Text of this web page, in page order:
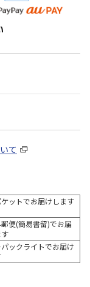
て
ケットでお届けします
便(簡易書留)でお届
パックライトでお届け